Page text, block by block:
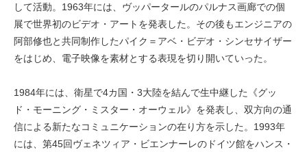
して活動。1963年には、ヴッパータールのパルナス画廊での個
展で世界初のビデオ・アートを発表した。その後もエンジニアの
阿部修也と共同制作したパイク＝アベ・ビデオ・シンセサイザー
をはじめ、電子映像を素材とする表現を切り開いていった。
1984年には、衛星で4カ国・3大陸を結んで生中継した《グッ
ド・モーニング・ミスター・オーウェル》を発表し、双方向の通
信による新たなコミュニケーションの在り方を示した。1993年
には、第45回ヴェネツィア・ビエンナーレのドイツ館をハンス・